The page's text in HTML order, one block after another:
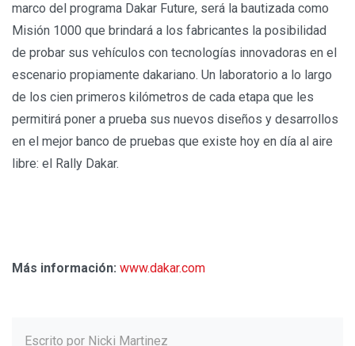
marco del programa Dakar Future, será la bautizada como
Misión 1000 que brindará a los fabricantes la posibilidad
de probar sus vehículos con tecnologías innovadoras en el
escenario propiamente dakariano. Un laboratorio a lo largo
de los cien primeros kilómetros de cada etapa que les
permitirá poner a prueba sus nuevos diseños y desarrollos
en el mejor banco de pruebas que existe hoy en día al aire
libre: el Rally Dakar.
Más información: www.dakar.com
Escrito por Nicki Martinez